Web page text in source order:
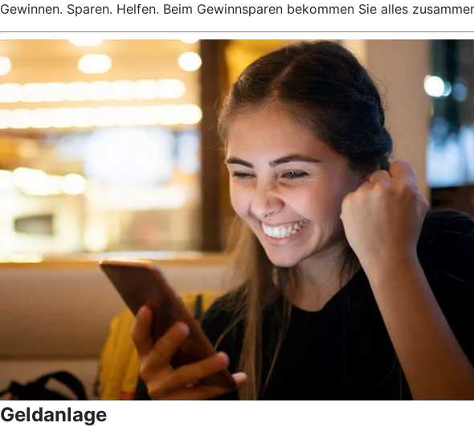
Gewinnen. Sparen. Helfen. Beim Gewinnsparen bekommen Sie alles
Geldanlage